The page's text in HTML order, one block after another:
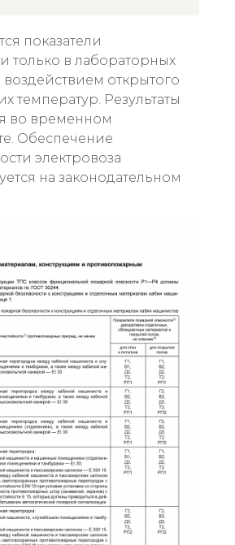
показатели
только в лабораторных
открытого
температур. Результаты
во временном
Обеспечение
электровоза
на законодательном